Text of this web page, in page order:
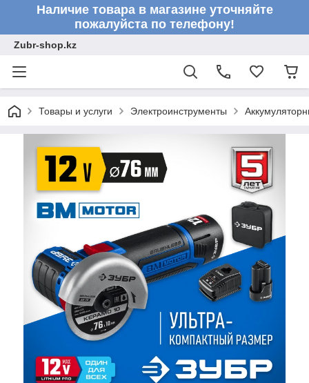
Наличие товара в магазине уточняйте
пожалуйста по телефону!
Zubr-shop.kz
Товары и услуги Электроинструменты